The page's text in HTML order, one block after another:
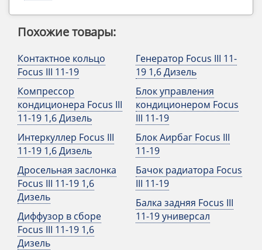
Похожие товары:
Контактное кольцо
Focus III 11-19
Компрессор
кондиционера Focus III
11-19 1,6 Дизель
Интеркуллер Focus III
11-19 1,6 Дизель
Дросельная заслонка
Focus III 11-19 1,6
Дизель
Диффузор в сборе
Focus III 11-19 1,6
Дизель
Генератор Focus III 11-
19 1,6 Дизель
Блок управления
кондиционером Focus
III 11-19
Блок Аирбаг Focus III
11-19
Бачок радиатора Focus
III 11-19
Балка задняя Focus III
11-19 универсал